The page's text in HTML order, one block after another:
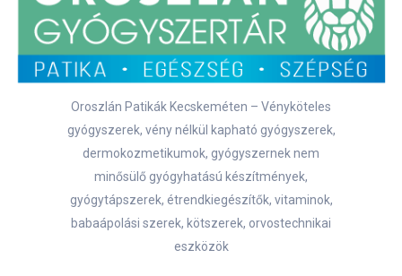
Oroszlán Patikák Kecskeméten – Vényköteles
gyógyszerek, vény nélkül kapható gyógyszerek,
dermokozmetikumok, gyógyszernek nem
minősülő gyógyhatású készítmények,
gyógytápszerek, étrendkiegészítők, vitaminok,
babaápolási szerek, kötszerek, orvostechnikai
eszközök